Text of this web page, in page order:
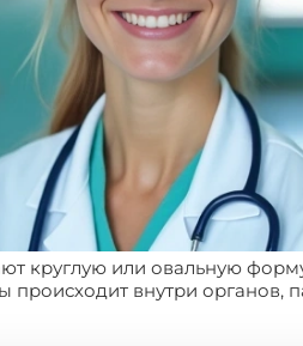
круглую или овальную
внутри органов,